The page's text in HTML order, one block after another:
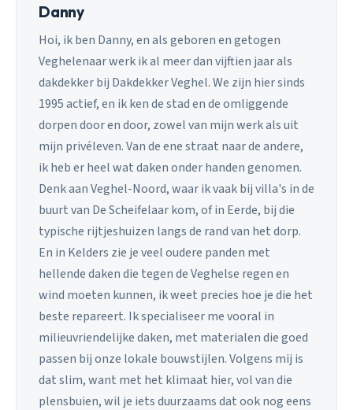
Danny
Hoi, ik ben Danny, en als geboren en getogen
Veghelenaar werk ik al meer dan vijftien jaar als
dakdekker bij Dakdekker Veghel. We zijn hier sinds
1995 actief, en ik ken de stad en de omliggende
dorpen door en door, zowel van mijn werk als uit
mijn privéleven. Van de ene straat naar de andere,
ik heb er heel wat daken onder handen genomen.
Denk aan Veghel-Noord, waar ik vaak bij villa's in de
buurt van De Scheifelaar kom, of in Eerde, bij die
typische rijtjeshuizen langs de rand van het dorp.
En in Kelders zie je veel oudere panden met
hellende daken die tegen de Veghelse regen en
wind moeten kunnen, ik weet precies hoe je die het
beste repareert. Ik specialiseer me vooral in
milieuvriendelijke daken, met materialen die goed
passen bij onze lokale bouwstijlen. Volgens mij is
dat slim, want met het klimaat hier, vol van die
plensbuien, wil je iets duurzaams dat ook nog eens